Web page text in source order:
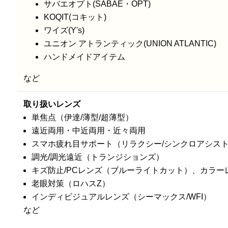
サバエオプト(SABAE・OPT)
KOQIT(コキット)
ワイズ(Y's)
ユニオン アトランティック(UNION ATLANTIC)
ハンドメイドアイテム
など
取り扱いレンズ
単焦点（伊達/薄型/超薄型）
遠近両用・中近両用・近々両用
スマホ疲れ目サポート（リラクシー/シンクロアシスト
調光/調光遠近（トランジションズ）
キズ防止/PCレンズ（ブルーライトカット）、カラー
老眼対策（ロハスZ）
インディビジュアルレンズ（シーマックス/WFI）
など